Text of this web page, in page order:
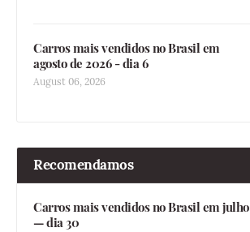
Carros mais vendidos no Brasil em
agosto de 2026 - dia 6
August 06, 2026
Recomendamos
Carros mais vendidos no Brasil em julho
— dia 30